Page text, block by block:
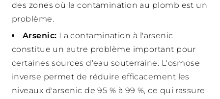
des zones où la contamination au plomb est un
problème.
Arsenic: La contamination à l'arsenic
constitue un autre problème important pour
certaines sources d'eau souterraine. L'osmose
inverse permet de réduire efficacement les
niveaux d'arsenic de 95 % à 99 %, ce qui rassure